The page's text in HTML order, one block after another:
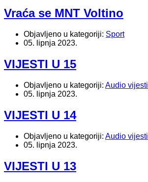
Vraća se MNT Voltino
Objavljeno u kategoriji: Sport
05. lipnja 2023.
VIJESTI U 15
Objavljeno u kategoriji: Audio vijesti
05. lipnja 2023.
VIJESTI U 14
Objavljeno u kategoriji: Audio vijesti
05. lipnja 2023.
VIJESTI U 13